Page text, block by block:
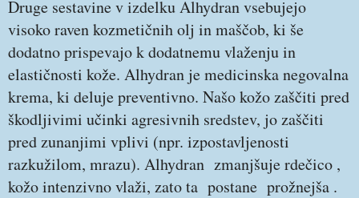
Druge sestavine v izdelku Alhydran vsebujejo
visoko raven kozmetičnih olj in maščob, ki še
dodatno prispevajo k dodatnemu vlaženju in
elastičnosti kože. Alhydran je medicinska negovalna
krema, ki deluje preventivno. Našo kožo zaščiti pred
škodljivimi učinki agresivnih sredstev, jo zaščiti
pred zunanjimi vplivi (npr. izpostavljenosti
razkužilom, mrazu). Alhydran zmanjšuje rdečico ,
kožo intenzivno vlaži, zato ta postane prožnejša .